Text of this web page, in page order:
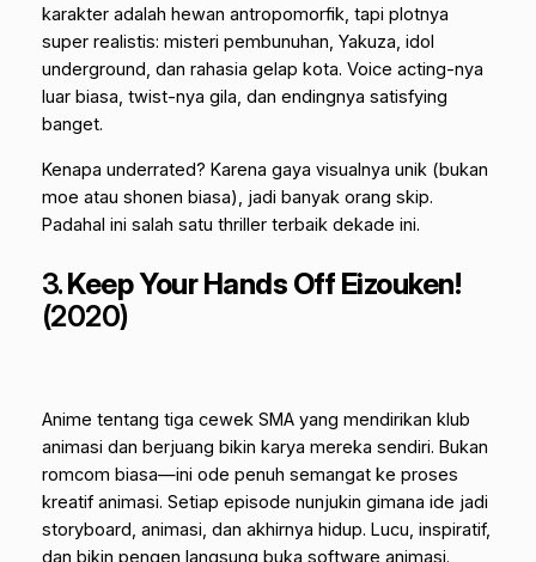
karakter adalah hewan antropomorfik, tapi plotnya
super realistis: misteri pembunuhan, Yakuza, idol
underground, dan rahasia gelap kota. Voice acting-nya
luar biasa, twist-nya gila, dan endingnya satisfying
banget.
Kenapa underrated? Karena gaya visualnya unik (bukan
moe atau shonen biasa), jadi banyak orang skip.
Padahal ini salah satu thriller terbaik dekade ini.
3.Keep Your Hands Off Eizouken!
(2020)
Anime tentang tiga cewek SMA yang mendirikan klub
animasi dan berjuang bikin karya mereka sendiri. Bukan
romcom biasa—ini ode penuh semangat ke proses
kreatif animasi. Setiap episode nunjukin gimana ide jadi
storyboard, animasi, dan akhirnya hidup. Lucu, inspiratif,
dan bikin pengen langsung buka software animasi.